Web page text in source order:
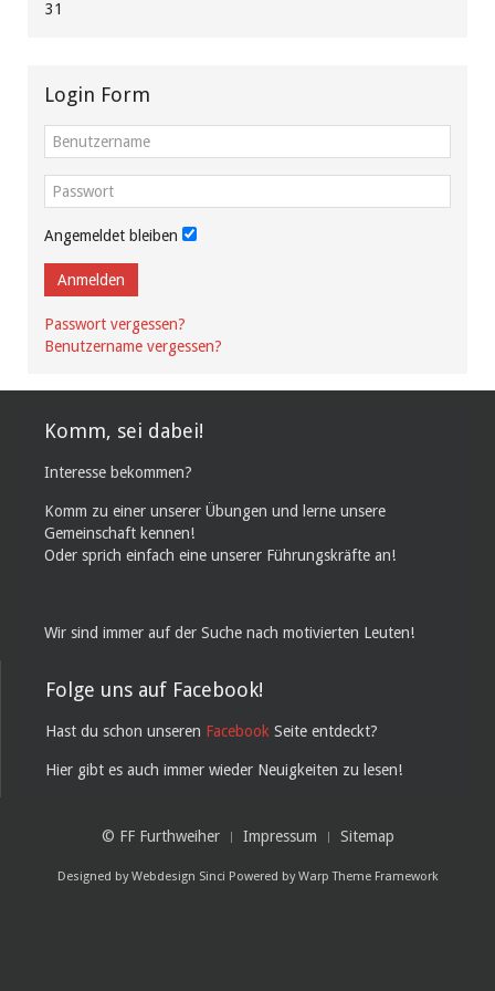
31
Login Form
Angemeldet bleiben
Anmelden
Passwort vergessen?
Benutzername vergessen?
Komm, sei dabei!
Interesse bekommen?
Komm zu einer unserer Übungen und lerne unsere
Gemeinschaft kennen!
Oder sprich einfach eine unserer Führungskräfte an!
Wir sind immer auf der Suche nach motivierten Leuten!
Folge uns auf Facebook!
Hast du schon unseren Facebook Seite entdeckt?
Hier gibt es auch immer wieder Neuigkeiten zu lesen!
© FF Furthweiher Impressum Sitemap
Designed byWebdesign Sinci Powered byWarp Theme Framework